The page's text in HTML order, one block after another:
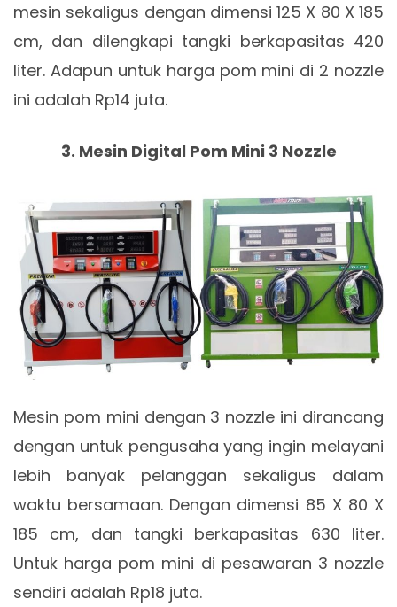
mesin sekaligus dengan dimensi 125 X 80 X 185
cm, dan dilengkapi tangki berkapasitas 420
liter. Adapun untuk harga pom mini di 2 nozzle
ini adalah Rp14 juta.
3. Mesin Digital Pom Mini 3 Nozzle
Mesin pom mini dengan 3 nozzle ini dirancang
dengan untuk pengusaha yang ingin melayani
lebih banyak pelanggan sekaligus dalam
waktu bersamaan. Dengan dimensi 85 X 80 X
185 cm, dan tangki berkapasitas 630 liter.
Untuk harga pom mini di pesawaran 3 nozzle
sendiri adalah Rp18 juta.